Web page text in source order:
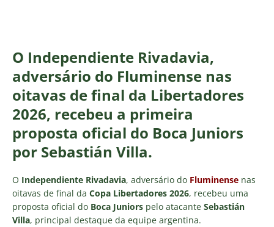
O Independiente Rivadavia,
adversário do Fluminense nas
oitavas de final da Libertadores
2026, recebeu a primeira
proposta oficial do Boca Juniors
por Sebastián Villa.
O Independiente Rivadavia, adversário do Fluminense nas
oitavas de final da Copa Libertadores 2026, recebeu uma
proposta oficial do Boca Juniors pelo atacante Sebastián
Villa, principal destaque da equipe argentina.